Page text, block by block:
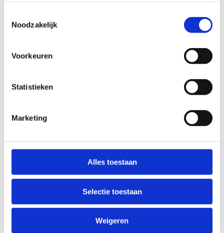
Noodzakelijk
Voorkeuren
Statistieken
Marketing
Alles toestaan
Selectie toestaan
Weigeren
indien van toepassing
Eventuele opmerkingen